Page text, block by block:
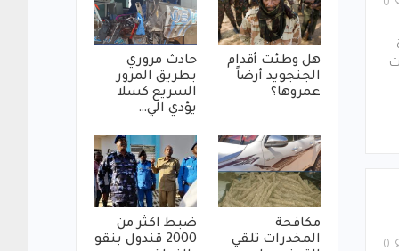
هل وطئت أقدام
الجنجويد أرضاً
عمروها؟
حادث مروري
بطريق المرور
السريع كسلا
يؤدي الي…
مكافحة
المخدرات تلقي
ضبط اكثر من
2000 قندول بنقو